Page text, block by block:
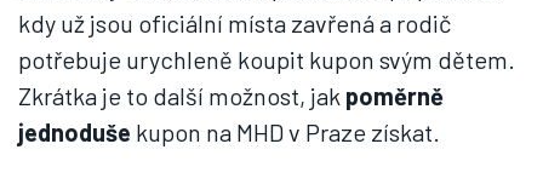
kdy už jsou oficiální místa zavřená a rodič
potřebuje urychleně koupit kupon svým dětem.
Zkrátka je to další možnost, jak poměrně
jednoduše kupon na MHD v Praze získat.